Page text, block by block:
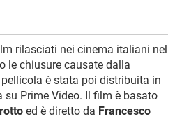
rilasciati nei cinema italiani nel
le chiusure causate dalla
è stata poi distribuita in
Prime Video. Il film è basato
ed è diretto da Francesco